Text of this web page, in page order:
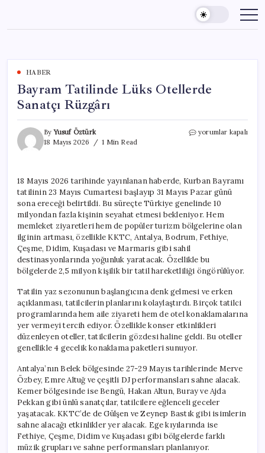
content
HABER
Bayram Tatilinde Lüks Otellerde
Sanatçı Rüzgârı
ByYusuf Öztürk
18 Mayıs 2026
1 Min Read
Bayram
Rüzgârı
için
yorumlar kapalı
18 Mayıs 2026 tarihinde yayınlanan haberde, Kurban Bayramı
tatilinin 23 Mayıs Cumartesi başlayıp 31 Mayıs Pazar günü
sona ereceği belirtildi. Bu süreçte Türkiye genelinde 10
milyondan fazla kişinin seyahat etmesi bekleniyor. Hem
memleket ziyaretleri hem de popüler turizm bölgelerine olan
ilginin artması, özellikle KKTC, Antalya, Bodrum, Fethiye,
Çeşme, Didim, Kuşadası ve Marmaris gibi sahil
destinasyonlarında yoğunluk yaratacak. Özellikle bu
bölgelerde 2,5 milyon kişilik bir tatil hareketliliği öngörülüyor.
Tatilin yaz sezonunun başlangıcına denk gelmesi ve erken
açıklanması, tatilcilerin planlarını kolaylaştırdı. Birçok tatilci
programlarında hem aile ziyareti hem de otel konaklamalarına
yer vermeyi tercih ediyor. Özellikle konser etkinlikleri
düzenleyen oteller, tatilcilerin gözdesi haline geldi. Bu oteller
genellikle 4 gecelik konaklama paketleri sunuyor.
Antalya’nın Belek bölgesinde 27-29 Mayıs tarihlerinde Merve
Özbey, Emre Altuğ ve çeşitli DJ performansları sahne alacak.
Kemer bölgesinde ise Bengü, Hakan Altun, Buray ve Ajda
Pekkan gibi ünlü sanatçılar, tatilcilere eğlenceli geceler
yaşatacak. KKTC’de de Gülşen ve Zeynep Bastık gibi isimlerin
sahne alacağı etkinlikler yer alacak. Ege kıyılarında ise
Fethiye, Çeşme, Didim ve Kuşadası gibi bölgelerde farklı
müzik grupları ve sahne performansları planlanıyor.